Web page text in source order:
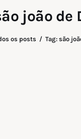
joão de
os posts Tag: são